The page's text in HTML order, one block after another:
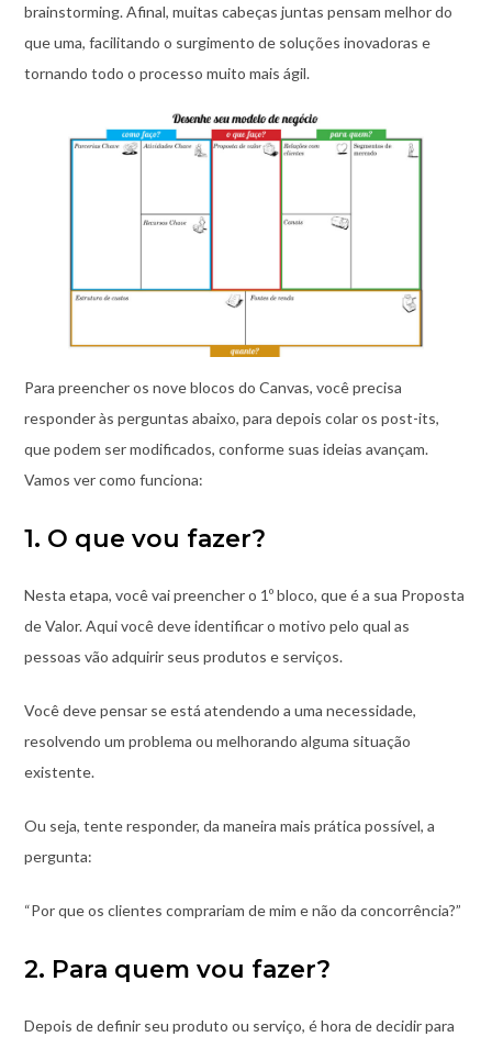
brainstorming. Afinal, muitas cabeças juntas pensam melhor do
que uma, facilitando o surgimento de soluções inovadoras e
tornando todo o processo muito mais ágil.
Para preencher os nove blocos do Canvas, você precisa
responder às perguntas abaixo, para depois colar os post-its,
que podem ser modificados, conforme suas ideias avançam.
Vamos ver como funciona:
1. O que vou fazer?
Nesta etapa, você vai preencher o 1º bloco, que é a sua Proposta
de Valor. Aqui você deve identificar o motivo pelo qual as
pessoas vão adquirir seus produtos e serviços.
Você deve pensar se está atendendo a uma necessidade,
resolvendo um problema ou melhorando alguma situação
existente.
Ou seja, tente responder, da maneira mais prática possível, a
pergunta:
“Por que os clientes comprariam de mim e não da concorrência?”
2. Para quem vou fazer?
Depois de definir seu produto ou serviço, é hora de decidir para